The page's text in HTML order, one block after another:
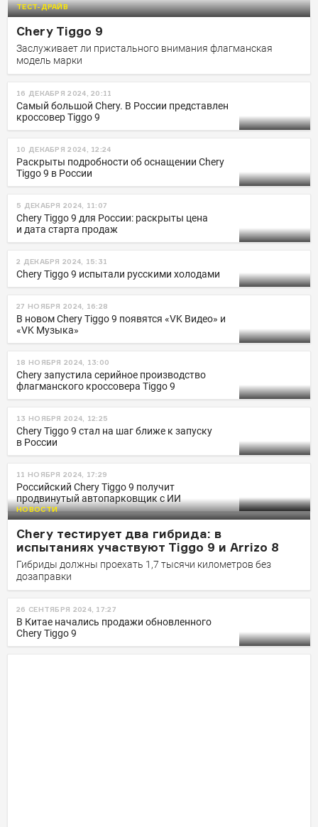
ТЕСТ-ДРАЙВ
Chery Tiggo 9
Заслуживает ли пристального внимания флагманская
модель марки
16 ДЕКАБРЯ 2024, 20:11
Самый большой Chery. В России представлен
кроссовер Tiggo 9
10 ДЕКАБРЯ 2024, 12:24
Раскрыты подробности об оснащении Chery
Tiggo 9 в России
5 ДЕКАБРЯ 2024, 11:07
Chery Tiggo 9 для России: раскрыты цена
и дата старта продаж
2 ДЕКАБРЯ 2024, 15:31
Сhery Tiggo 9 испытали русскими холодами
27 НОЯБРЯ 2024, 16:28
В новом Chery Tiggo 9 появятся «VK Видео» и
«VK Музыка»
18 НОЯБРЯ 2024, 13:00
Chery запустила серийное производство
флагманского кроссовера Tiggo 9
13 НОЯБРЯ 2024, 12:25
Chery Tiggo 9 стал на шаг ближе к запуску
в России
11 НОЯБРЯ 2024, 17:29
Российский Chery Tiggo 9 получит
продвинутый автопарковщик с ИИ
НОВОСТИ
Chery тестирует два гибрида: в
испытаниях участвуют Tiggo 9 и Arrizo 8
Гибриды должны проехать 1,7 тысячи километров без
дозаправки
26 СЕНТЯБРЯ 2024, 17:27
В Китае начались продажи обновленного
Chery Tiggo 9